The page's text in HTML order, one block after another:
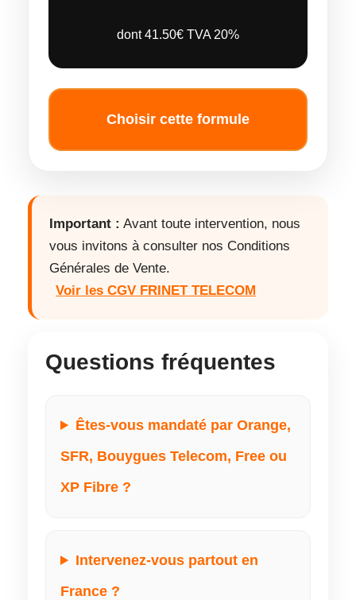
dont 41.50€ TVA 20%
Choisir cette formule
Important : Avant toute intervention, nous
vous invitons à consulter nos Conditions
Générales de Vente.
Voir les CGV FRINET TELECOM
Questions fréquentes
Êtes-vous mandaté par Orange,
SFR, Bouygues Telecom, Free ou
XP Fibre ?
Intervenez-vous partout en
France ?